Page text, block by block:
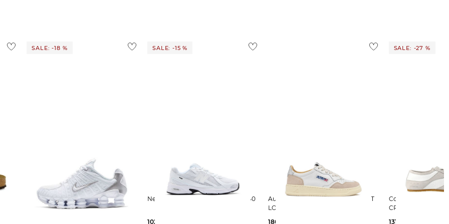
Ausland findest duhier
SALE: -18 %
Nike Sportswear | Damen Sneaker
SHOX TL
SALE: -15 %
New Balance | Damen Sneaker 740
102,15 €
Autry | Damen Sneaker MEDALIST
LOW LS74
180,00 €
SALE: -27 %
Copenhagen | Damen Sneaker
CPH717
131,35 €